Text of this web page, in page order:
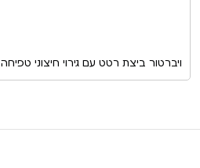
ויברטור ביצת רטט עם גירוי חיצוני טפיחה